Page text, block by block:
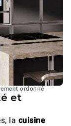
ordonné
et
la cuisine